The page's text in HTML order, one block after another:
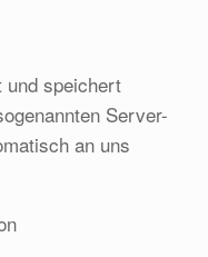
und speichert
Server-
an uns